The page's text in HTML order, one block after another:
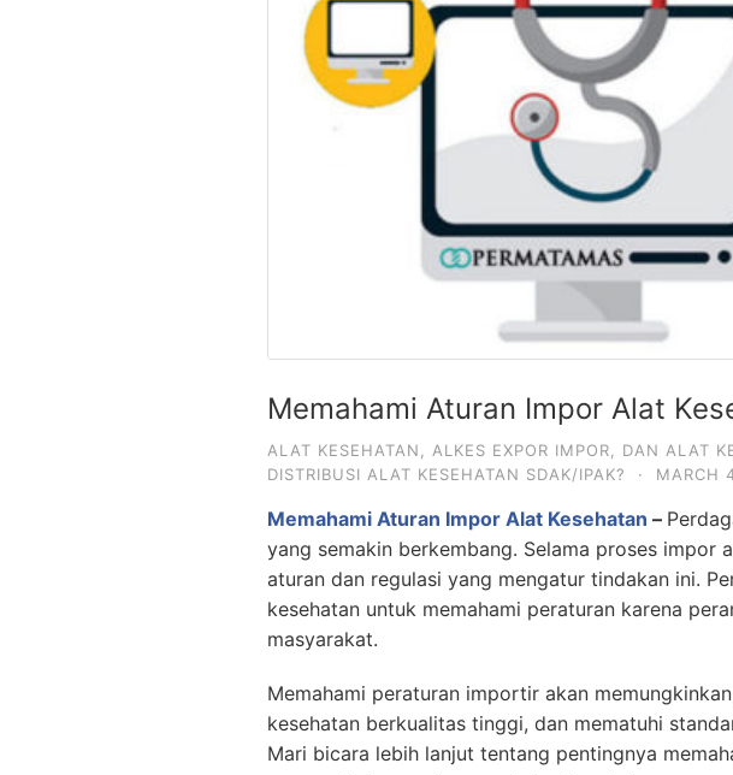
Memahami Aturan Impor Alat
ALAT KESEHATAN ALKES EXPOR IMPOR DAN ALAT
DISTRIBUSI ALAT KESEHATAN SDAK/IPAK?
· MARCH
Memahami Aturan Impor Alat Kesehatan –
yang semakin berkembang. Selama proses impor
aturan dan regulasi yang mengatur tindakan ini.
kesehatan untuk memahami peraturan karena
masyarakat.
Memahami peraturan importir akan
kesehatan berkualitas tinggi, dan mematuhi
Mari bicara lebih lanjut tentang pentingnya